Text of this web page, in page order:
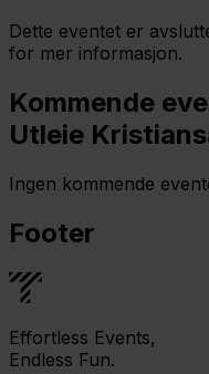
Dette eventet er
for mer informasjon.
Kommende
Utleie
Ingen kommende
Footer
Effortless Events,
Endless Fun.